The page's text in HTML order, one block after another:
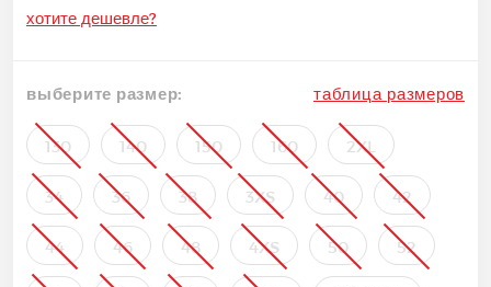
хотите дешевле?
выберите размер: таблица размеров
130 140 150 160 2XL
34 36 38 3XS 40 42
44 46 48 4XS 50 52